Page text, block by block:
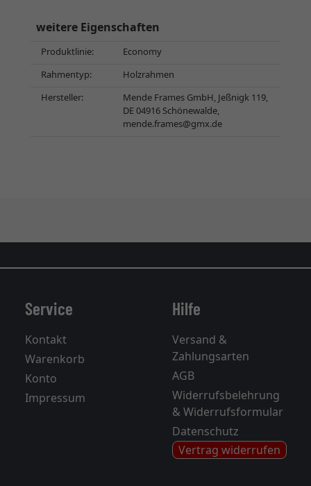
weitere Eigenschaften
Produktlinie:
Economy
Rahmentyp:
Holzrahmen
Hersteller:
Mende Frames GmbH, Jeßnigk 119,
DE 04916 Schönewalde,
mende.frames@gmx.de
Service
Kontakt
Warenkorb
Konto
Impressum
Hilfe
Versand &
Zahlungsarten
AGB
Widerrufsbelehrung
& Widerrufsformular
Datenschutz
Vertrag widerrufen